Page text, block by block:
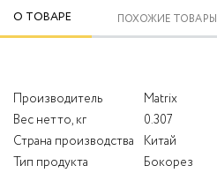
О ТОВАРЕ ПОХОЖИЕ ТОВАРЫ
Производитель
Matrix
Вес нетто, кг
0.307
Страна производства
Китай
Тип продукта
Бокорез